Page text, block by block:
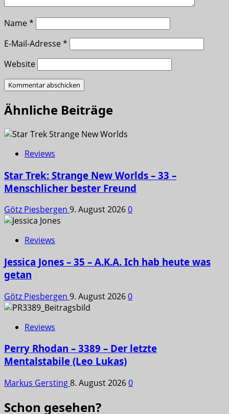
Name*
E-Mail-Adresse*
Website
Ähnliche Beiträge
Reviews
Star Trek: Strange New Worlds – 33 –
Menschlicher bester Freund
Götz Piesbergen 9. August 20260
Reviews
Jessica Jones – 35 – A.K.A. Ich hab heute was
getan
Götz Piesbergen 9. August 20260
Reviews
Perry Rhodan – 3389 – Der letzte
Mentalstabile (Leo Lukas)
Markus Gersting8. August 20260
Schon gesehen?